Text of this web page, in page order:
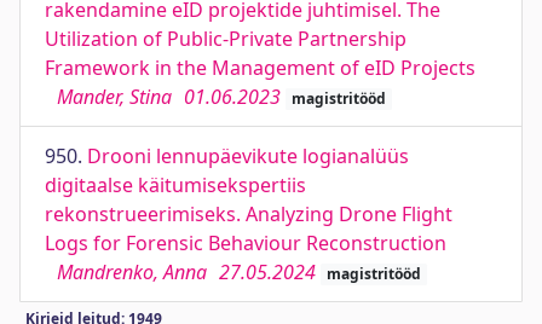
rakendamine eID projektide juhtimisel. The
Utilization of Public-Private Partnership
Framework in the Management of eID Projects
Mander, Stina 01.06.2023 magistritööd
950. Drooni lennupäevikute logianalüüs
digitaalse käitumisekspertiis
rekonstrueerimiseks. Analyzing Drone Flight
Logs for Forensic Behaviour Reconstruction
Mandrenko, Anna 27.05.2024 magistritööd
Kirjeid leitud: 1949